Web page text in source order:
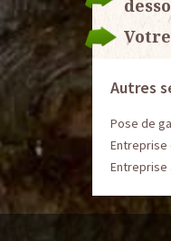
Autres
Pose de
Entreprise
Entreprise